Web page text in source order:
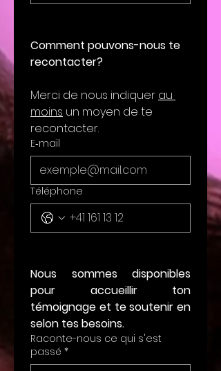
Comment pouvons-nous te
recontacter?
Merci de nous indiquer au
moins un moyen de te
recontacter.
E‑mail
Téléphone
Nous sommes disponibles
pour accueillir ton
témoignage et te soutenir en
selon tes besoins.
Raconte-nous ce qui s'est
passé *